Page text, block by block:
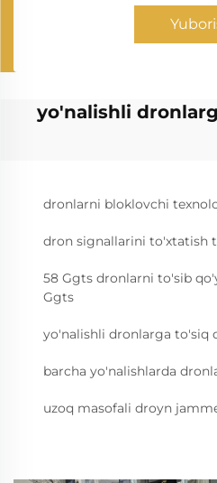
yo'nalishli
dronlarni bloklovchi
dron signallarini to'xtatish
58 Ggts dronlarni to'sib
Ggts
yo'nalishli dronlarga to'siq
barcha yo'nalishlarda
uzoq masofali droyn